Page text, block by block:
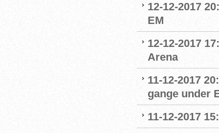
12-12-2017
EM
12-12-2017
Arena
11-12-2017
gange under
11-12-2017